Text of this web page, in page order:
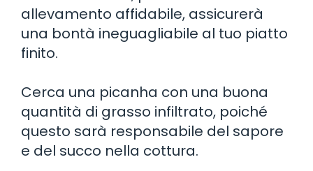
allevamento affidabile, assicurerà
una bontà ineguagliabile al tuo piatto
finito.
Cerca una picanha con una buona
quantità di grasso infiltrato, poiché
questo sarà responsabile del sapore
e del succo nella cottura.